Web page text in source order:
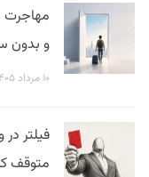
مهاجرت
و
۱۰ مرداد ۱۴۰۵
متوقف